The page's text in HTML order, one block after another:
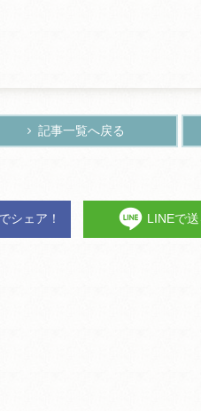
記事一覧へ戻る
シェア！ LINEで送